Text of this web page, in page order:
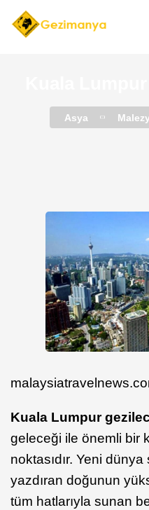
Asya
Kuala Lumpur
geleceği ile önemli bir
noktasıdır. Yeni dünya
yazdıran doğunun
tüm hatlarıyla sunan